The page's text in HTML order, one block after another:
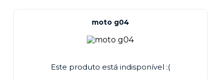
moto g04
Este produto está indisponível :(